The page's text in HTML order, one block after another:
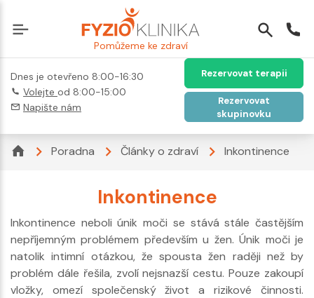
Pomůžeme ke zdraví
Dnes je otevřeno 8:00-16:30
Volejte od 8:00-15:00
Napište nám
Rezervovat terapii
Rezervovat
skupinovku
Poradna Články o zdraví Inkontinence
Inkontinence
Inkontinence neboli únik moči se stává stále častějším
nepříjemným problémem především u žen. Únik moči je
natolik intimní otázkou, že spousta žen raději než by
problém dále řešila, zvolí nejsnazší cestu. Pouze zakoupí
vložky, omezí společenský život a rizikové činnosti.